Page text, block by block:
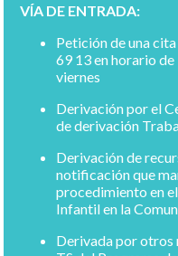
VÍA DE ENTRADA:
Petición de una
69 13 en horario de
viernes
Derivación por el
de derivación
Derivación de
notificación que
procedimiento en
Infantil en la
Derivada por otros